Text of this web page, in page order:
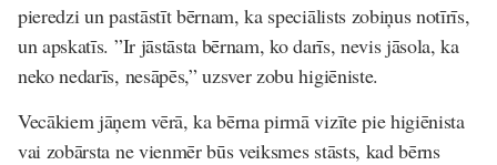
pieredzi un pastāstīt bērnam, ka speciālists zobiņus notīrīs,
un apskatīs. ”Ir jāstāsta bērnam, ko darīs, nevis jāsola, ka
neko nedarīs, nesāpēs,” uzsver zobu higiēniste.
Vecākiem jāņem vērā, ka bērna pirmā vizīte pie higiēnista
vai zobārsta ne vienmēr būs veiksmes stāsts, kad bērns